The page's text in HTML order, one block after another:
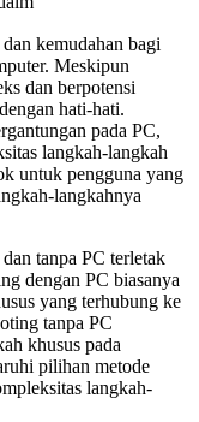
kemudahan bagi
Meskipun
dan berpotensi
hati-hati.
pada PC,
langkah-langkah
untuk pengguna yang
langkahnya
tanpa PC terletak
dengan PC biasanya
yang terhubung ke
tanpa PC
khusus pada
pilihan metode
langkah-